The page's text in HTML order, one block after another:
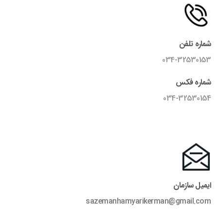
شماره تلفن
034-32530153
شماره فکس
034-32530154
ایمیل سازمان
sazemanhamyarikerman@gmail.com